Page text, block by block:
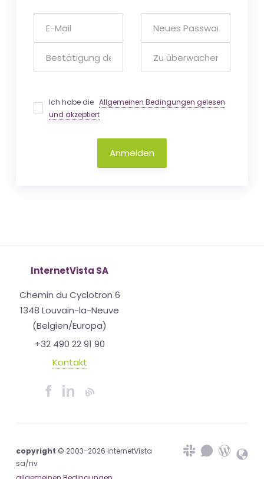
Ich habe dieAllgemeinen Bedingungen gelesen
und akzeptiert
Anmelden
InternetVista SA
Chemin du Cyclotron 6
1348 Louvain-la-Neuve
(Belgien/Europa)
+32 490 22 91 90
Kontakt
copyright © 2003-2026 internetVista
sa/nv